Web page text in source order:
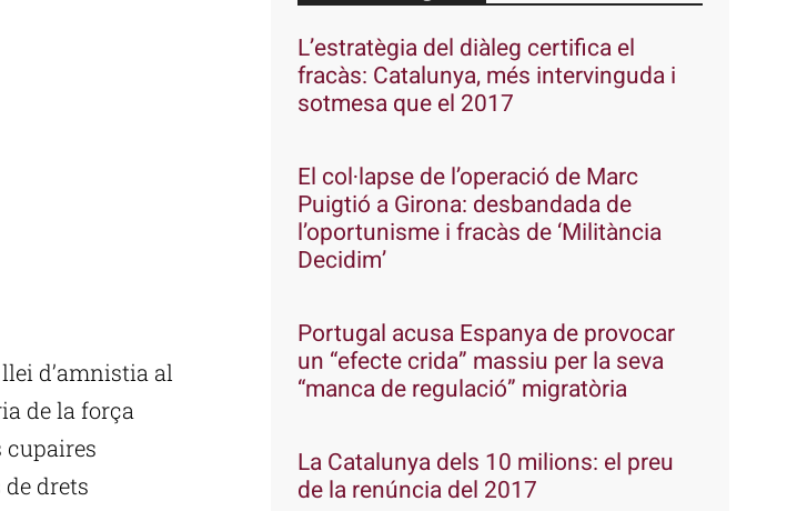
d’amnistia al
de la força
cupaires
drets
L’estratègia del diàleg certifica el
fracàs: Catalunya, més intervinguda i
sotmesa que el 2017
El col·lapse de l’operació de Marc
Puigtió a Girona: desbandada de
l’oportunisme i fracàs de ‘Militància
Decidim’
Portugal acusa Espanya de provocar
un “efecte crida” massiu per la seva
“manca de regulació” migratòria
La Catalunya dels 10 milions: el preu
de la renúncia del 2017